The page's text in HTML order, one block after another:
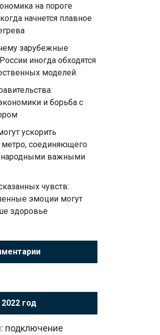
на пороге
начнется плавное
зарубежные
иногда обходятся
моделей
и борьба с
ускорить
метро, соединяющего
важными
чувств:
эмоции могут
здоровье
год
подключение